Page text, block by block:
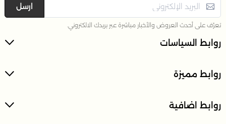
روابط السياسات
روابط مميزة
روابط اضافية
ارسل
تعرّف على أحدث العروض والأخبار مباشرة عبر بريدك الالكتروني.